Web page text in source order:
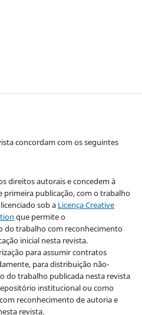
concordam com os seguintes
direitos autorais e concedem à
primeira publicação, com o trabalho
sob a Licença Creative
que permite o
do trabalho com reconhecimento
inicial nesta revista.
para assumir contratos
para distribuição não-
do trabalho publicada nesta revista
institucional ou como
reconhecimento de autoria e
revista.